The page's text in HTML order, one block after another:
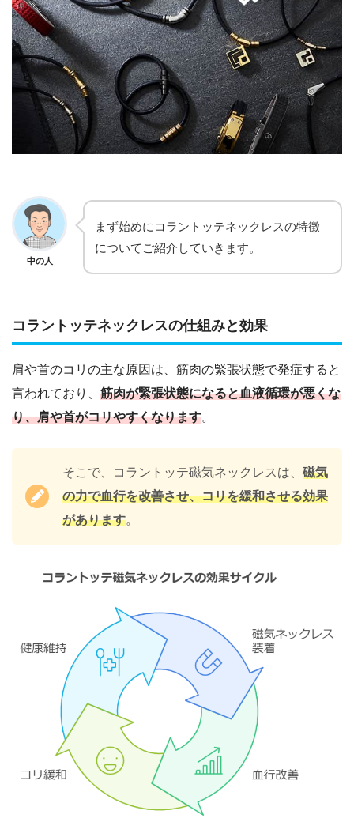
中の人
まず始めにコラントッテネックレスの特徴
についてご紹介していきます。
コラントッテネックレスの仕組みと効果
肩や首のコリの主な原因は、筋肉の緊張状態で発症すると
言われており、 筋肉が緊張状態になると血液循環が悪くな
り、肩や首がコリやすくなります。
そこで、コラントッテ磁気ネックレスは、 磁気
の力で血行を改善させ、コリを緩和させる効果
があります。